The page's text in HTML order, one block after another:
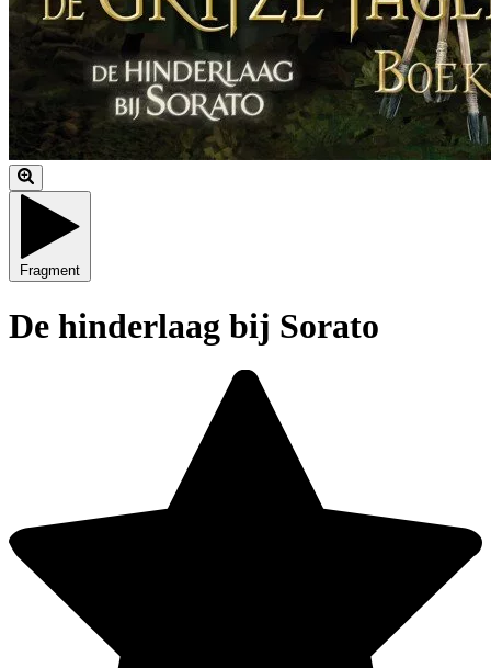
Fragment
De hinderlaag bij Sorato